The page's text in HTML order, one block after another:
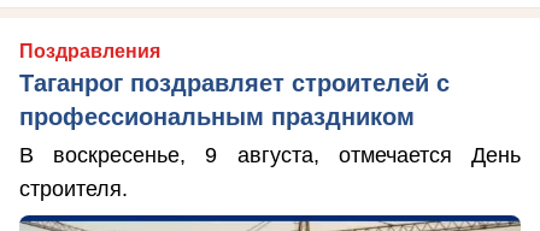
Поздравления
Таганрог поздравляет строителей с
профессиональным праздником
В воскресенье, 9 августа, отмечается День
строителя.